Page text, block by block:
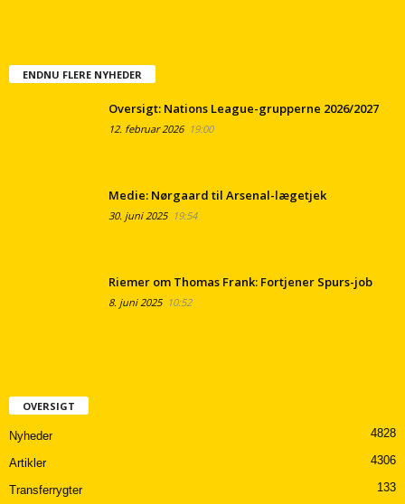
ENDNU FLERE NYHEDER
Oversigt: Nations League-grupperne 2026/2027
12. februar 202619:00
Medie: Nørgaard til Arsenal-lægetjek
30. juni 202519:54
Riemer om Thomas Frank: Fortjener Spurs-job
8. juni 202510:52
OVERSIGT
Nyheder 4828
Artikler 4306
Transferrygter 133